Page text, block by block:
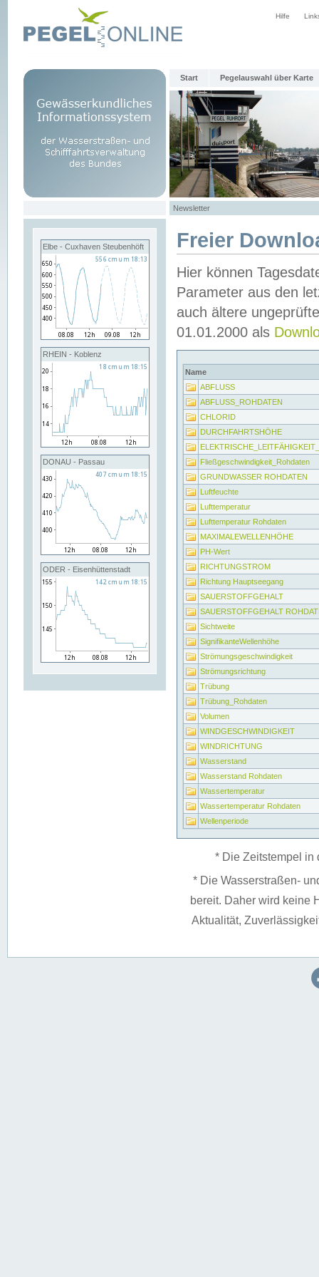
Hilfe
Start Pegelauswahl über Karte
Newsletter
Elbe - Cuxhaven Steubenhöft
RHEIN - Koblenz
DONAU - Passau
ODER - Eisenhüttenstadt
Freier
Hier können
Parameter aus den
auch ältere
01.01.2000 als
Name
ABFLUSS
ABFLUSS_ROHDATEN
CHLORID
DURCHFAHRTSHÖHE
Fließgeschwindigkeit_Rohdaten
GRUNDWASSER ROHDATEN
Luftfeuchte
Lufttemperatur
Lufttemperatur Rohdaten
MAXIMALEWELLENHÖHE
PH-Wert
RICHTUNGSTROM
Richtung Hauptseegang
SAUERSTOFFGEHALT
SAUERSTOFFGEHALT
Sichtweite
SignifikanteWellenhöhe
Strömungsgeschwindigkeit
Strömungsrichtung
Trübung
Trübung_Rohdaten
Volumen
WINDGESCHWINDIGKEIT
WINDRICHTUNG
Wasserstand
Wasserstand Rohdaten
Wassertemperatur
Wassertemperatur Rohdaten
Wellenperiode
* Die Zeitstempel in
* Die Wasserstraßen-
bereit. Daher wird keine
Aktualität,